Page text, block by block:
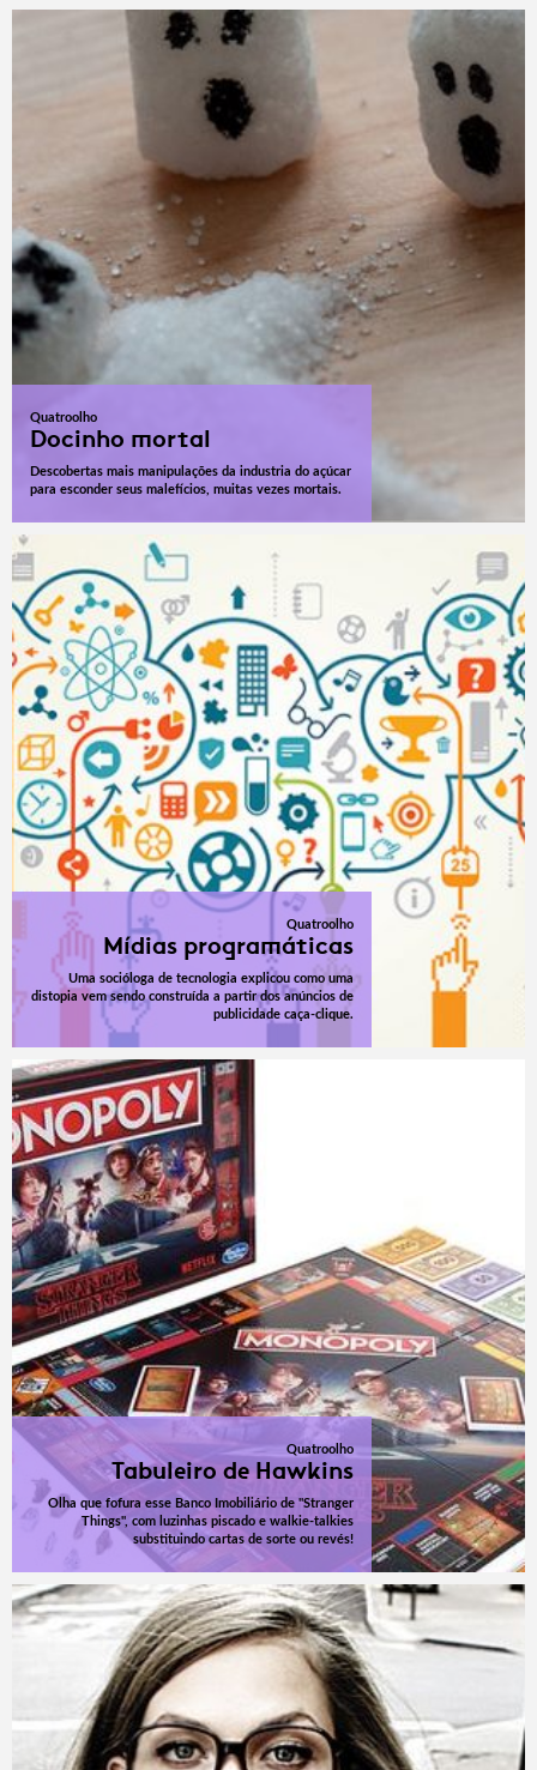
Quatroolho
Docinho mortal
Descobertas mais manipulações da industria do açúcar
para esconder seus malefícios, muitas vezes mortais.
Quatroolho
Mídias programáticas
Uma socióloga de tecnologia explicou como uma
distopia vem sendo construída a partir dos anúncios de
publicidade caça-clique.
Quatroolho
Tabuleiro de Hawkins
Olha que fofura esse Banco Imobiliário de "Stranger
Things", com luzinhas piscado e walkie-talkies
substituindo cartas de sorte ou revés!